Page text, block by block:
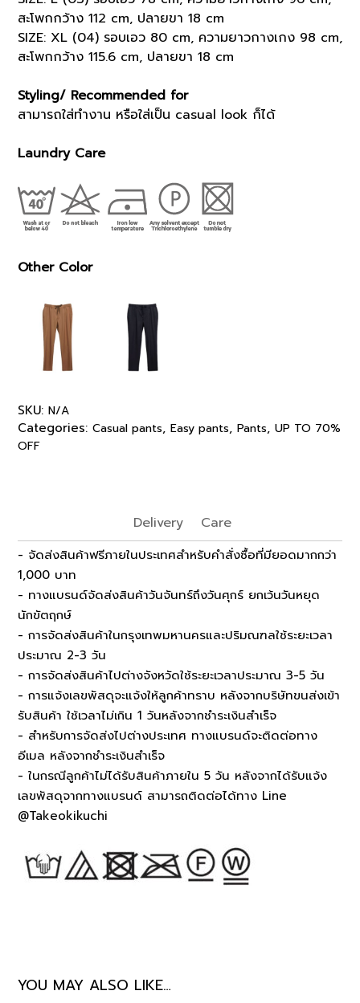
สะโพกกว้าง 112 cm, ปลายขา 18 cm
SIZE: XL (04) รอบเอว 80 cm, ความยาวกางเกง 98 cm,
สะโพกกว้าง 115.6 cm, ปลายขา 18 cm
Styling/ Recommended for
สามารถใส่ทำงาน หรือใส่เป็น casual look ก็ได้
Laundry Care
Other Color
SKU: N/A
Categories: Casual pants, Easy pants, Pants, UP TO 70%
OFF
Delivery Care
- จัดส่งสินค้าฟรีภายในประเทศสำหรับคำสั่งซื้อที่มียอดมากกว่า
1,000 บาท
- ทางแบรนด์จัดส่งสินค้าวันจันทร์ถึงวันศุกร์ ยกเว้นวันหยุด
นักขัตฤกษ์
- การจัดส่งสินค้าในกรุงเทพมหานครและปริมณฑลใช้ระยะเวลา
ประมาณ 2-3 วัน
- การจัดส่งสินค้าไปต่างจังหวัดใช้ระยะเวลาประมาณ 3-5 วัน
- การแจ้งเลขพัสดุจะแจ้งให้ลูกค้าทราบ หลังจากบริษัทขนส่งเข้า
รับสินค้า ใช้เวลาไม่เกิน 1 วันหลังจากชำระเงินสำเร็จ
- สำหรับการจัดส่งไปต่างประเทศ ทางแบรนด์จะติดต่อทาง
อีเมล หลังจากชำระเงินสำเร็จ
- ในกรณีลูกค้าไม่ได้รับสินค้าภายใน 5 วัน หลังจากได้รับแจ้ง
เลขพัสดุจากทางแบรนด์ สามารถติดต่อได้ทาง Line
@Takeokikuchi
YOU MAY ALSO LIKE…